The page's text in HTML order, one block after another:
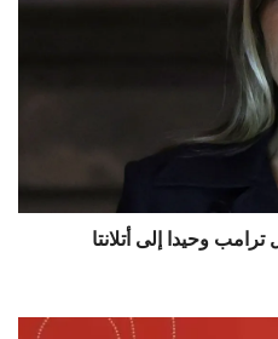
وحيدا إلى أتلانتا